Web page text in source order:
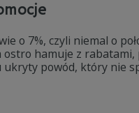
o 7%, czyli niemal o
hamuje z rabatami,
powód, który nie